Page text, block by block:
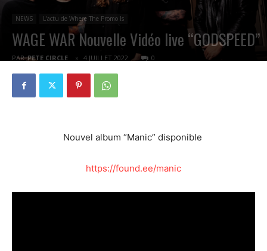
NEWS L'actu de Where The Promo Is
WAGE WAR Nouvelle Vidéo live “GODSPEED”
PAR PETE CIRCLE 4 JUILLET 2022 0
Nouvel album “Manic” disponible
https://found.ee/manic